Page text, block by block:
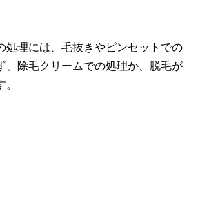
処理には、毛抜きやピンセットでの
、除毛クリームでの処理か、脱毛が